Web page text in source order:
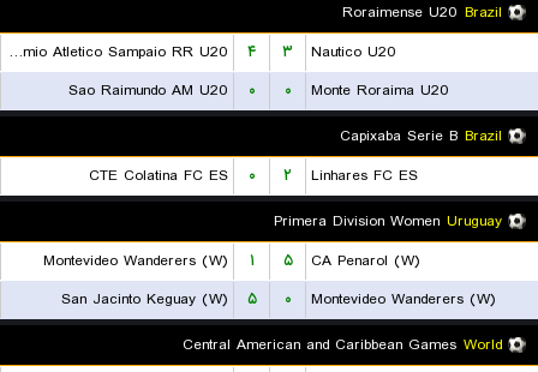
Brazil
Roraimense U20
Nautico U20
۳ ۴
Gremio Atletico Sampaio RR U20
Monte Roraima U20
۰ ۰
Sao Raimundo AM U20
Brazil
Capixaba Serie B
Linhares FC ES
۲ ۰
CTE Colatina FC ES
Uruguay
Primera Division Women
CA Penarol (W)
۵ ۱
Montevideo Wanderers (W)
Montevideo Wanderers (W)
۰ ۵
San Jacinto Keguay (W)
World
Central American and Caribbean Games